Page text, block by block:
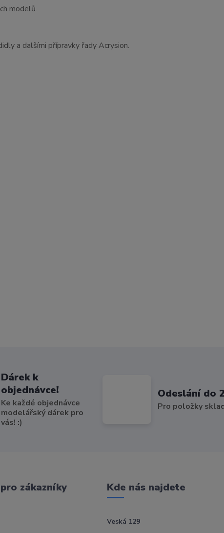
modelů.
a dalšími přípravky řady Acrysion.
Dárek k
objednávce!
Ke každé objednávce
modelářský dárek pro
vás! :)
Odeslání do
Pro položky
zákazníky Kde nás najdete
Veská 129